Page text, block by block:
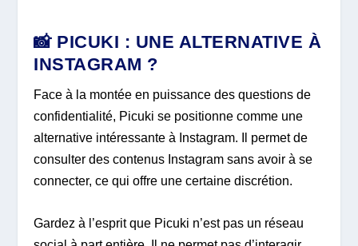
📸 PICUKI : UNE ALTERNATIVE À
INSTAGRAM ?
Face à la montée en puissance des questions de
confidentialité, Picuki se positionne comme une
alternative intéressante à Instagram. Il permet de
consulter des contenus Instagram sans avoir à se
connecter, ce qui offre une certaine discrétion.
Gardez à l’esprit que Picuki n’est pas un réseau